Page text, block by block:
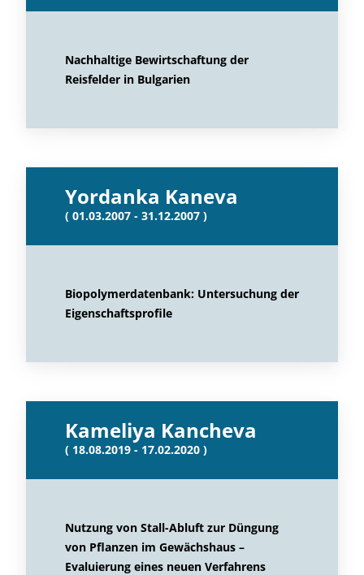
Nachhaltige Bewirtschaftung der
Reisfelder in Bulgarien
Yordanka Kaneva
( 01.03.2007 - 31.12.2007 )
Biopolymerdatenbank: Untersuchung der
Eigenschaftsprofile
Kameliya Kancheva
( 18.08.2019 - 17.02.2020 )
Nutzung von Stall-Abluft zur Düngung
von Pflanzen im Gewächshaus –
Evaluierung eines neuen Verfahrens